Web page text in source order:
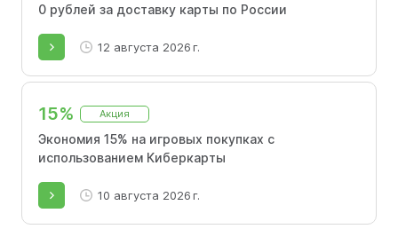
0 рублей за доставку карты по России
12 августа 2026 г.
15% Акция
Экономия 15% на игровых покупках с
использованием Киберкарты
10 августа 2026 г.